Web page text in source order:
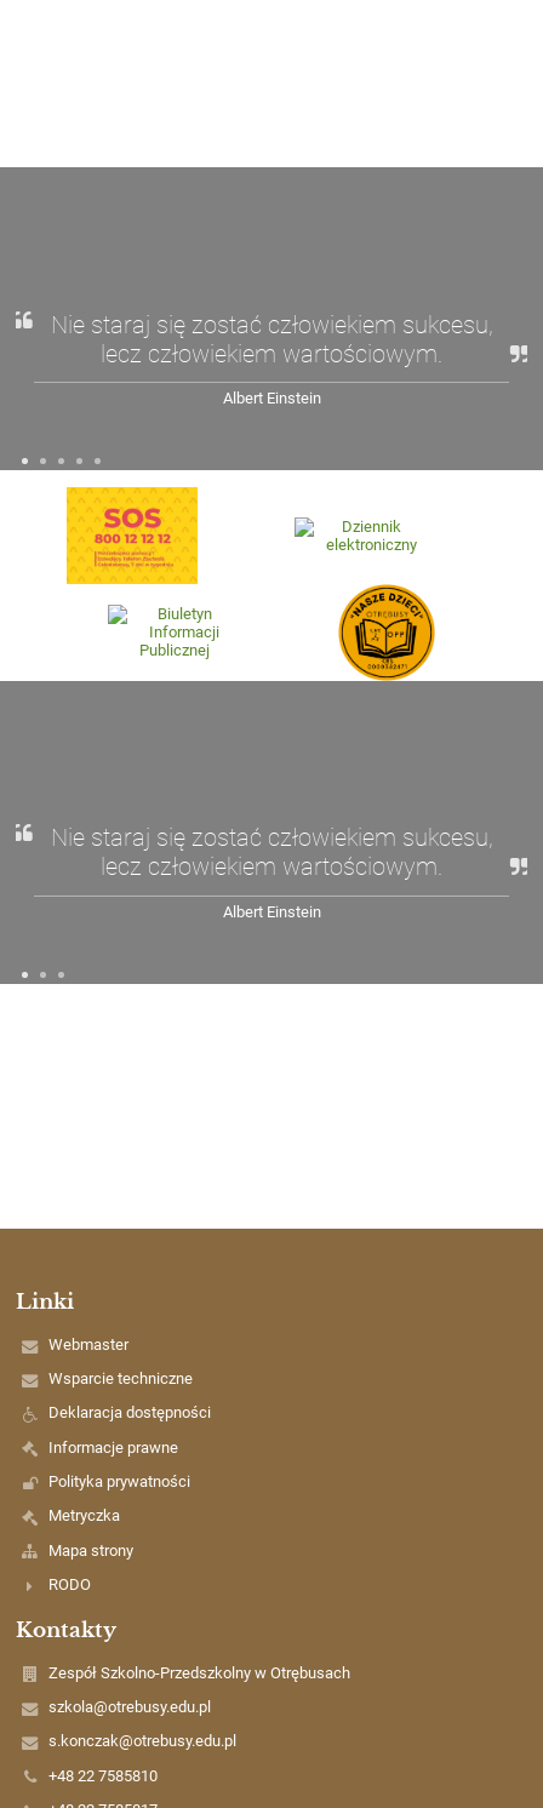
Nie staraj się zostać człowiekiem sukcesu,
lecz człowiekiem wartościowym.
Albert Einstein
Nie staraj się zostać człowiekiem sukcesu,
lecz człowiekiem wartościowym.
Albert Einstein
Linki
Webmaster
Wsparcie techniczne
Deklaracja dostępności
Informacje prawne
Polityka prywatności
Metryczka
Mapa strony
RODO
Kontakty
Zespół Szkolno-Przedszkolny w Otrębusach
szkola@otrebusy.edu.pl
s.konczak@otrebusy.edu.pl
+48 22 7585810